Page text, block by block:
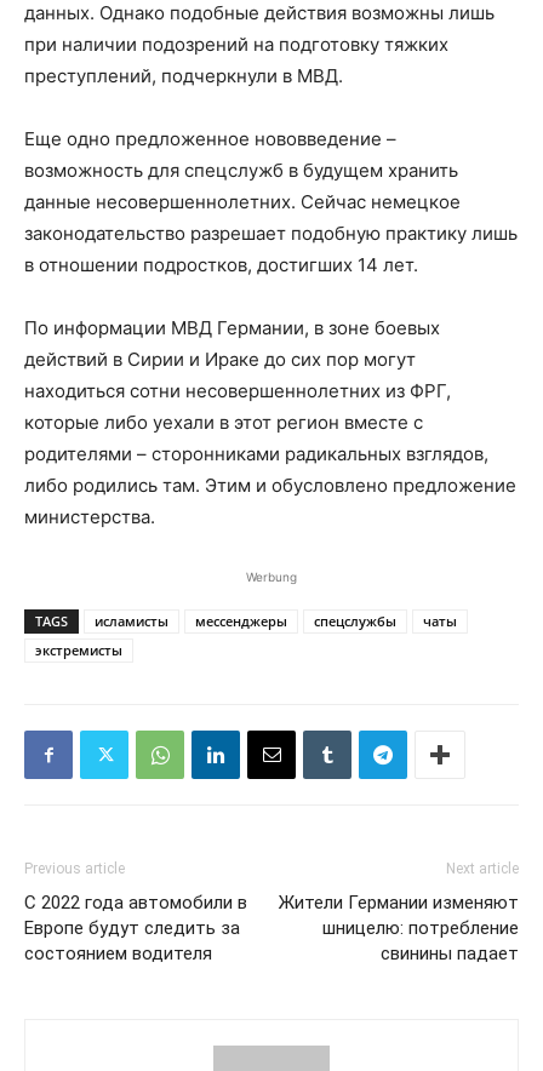
данных. Однако подобные действия возможны лишь
при наличии подозрений на подготовку тяжких
преступлений, подчеркнули в МВД.
Еще одно предложенное нововведение –
возможность для спецслужб в будущем хранить
данные несовершеннолетних. Сейчас немецкое
законодательство разрешает подобную практику лишь
в отношении подростков, достигших 14 лет.
По информации МВД Германии, в зоне боевых
действий в Сирии и Ираке до сих пор могут
находиться сотни несовершеннолетних из ФРГ,
которые либо уехали в этот регион вместе с
родителями – сторонниками радикальных взглядов,
либо родились там. Этим и обусловлено предложение
министерства.
Werbung
TAGS исламисты мессенджеры спецслужбы
чаты
экстремисты
Previous article
C 2022 года автомобили в
Европе будут следить за
состоянием водителя
Next article
Жители Германии изменяют
шницелю: потребление
свинины падает